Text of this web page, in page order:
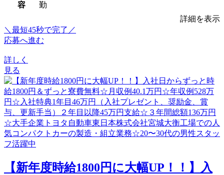
容
勤
詳細を表示
＼最短45秒で完了／
応募へ進む
詳しく
見る
【新年度時給1800円に大幅UP！！】入